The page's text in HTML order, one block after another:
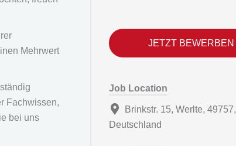
Mehrwert
Fachwissen,
bei uns
JETZT BEWERBEN
Job Location
Brinkstr. 15, Werlte, 49757,
Deutschland